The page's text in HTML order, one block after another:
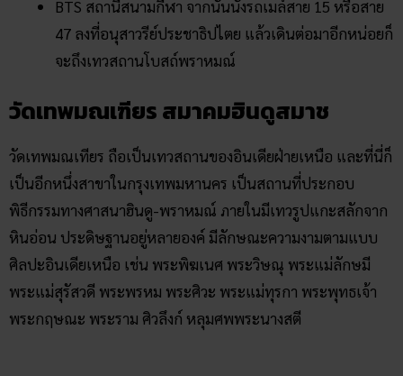
วัดเทพมณเทียร ถือเป็นเทวสถานของอินเดียฝ่ายเหนือ และที่นี่ก็
เป็นอีกหนึ่งสาขาในกรุงเทพมหานคร เป็นสถานที่ประกอบ
หินอ่อน ประดิษฐานอยู่หลายองค์ มีลักษณะความงามตามแบบ
พระแม่สุรัสวดี พระพรหม พระศิวะ พระแม่ทุรกา พระพุทธเจ้า
พระกฤษณะ พระราม ศิวลึงก์ หลุมศพพระนางสตี